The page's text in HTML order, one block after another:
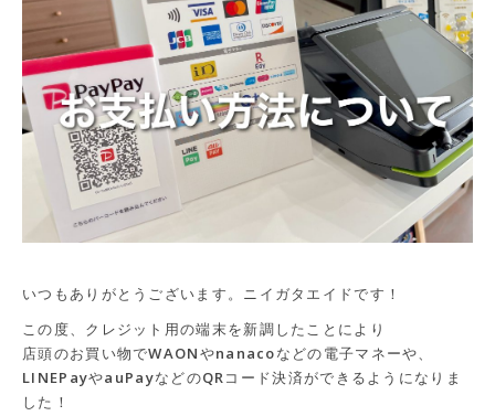
いつもありがとうございます。ニイガタエイドです！
この度、クレジット用の端末を新調したことにより
店頭のお買い物でWAONやnanacoなどの電子マネーや、
LINEPayやauPayなどのQRコード決済ができるようになりま
した！